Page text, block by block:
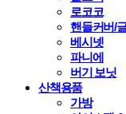
로코코
핸들커버/
베시넷
파니에
버기 보닛
산책용품
가방